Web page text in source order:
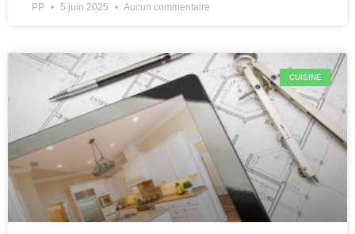
PP 5 juin 2025 Aucun commentaire
CUISINE